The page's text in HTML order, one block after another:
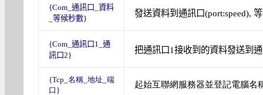
{Com_ 通訊口_資料
等候秒數}
發送資料到通訊口(port:speed),
{Com_ 通訊口1_通
訊口2}
把通訊口1接收到的資料發送到
{Tcp_名稱_地址_端
口}
起始互聯網服務器並登記電腦名